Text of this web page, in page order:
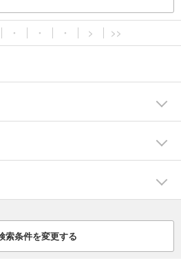
・ ・ ・ > >>
索条件を変更する